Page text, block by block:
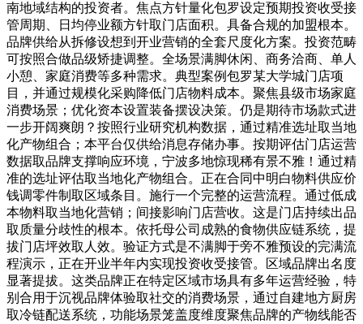
南地域结构的投资者。焦点方针量化包罗设定预期投资收受接
管周期、日均停业额方针取门店面积。具备合规的加盟根本。
品牌供给从拆修设想到开业营销的全套尺度化方案。投资范畴
可按照合做品级矫捷调整。全场景满脚休闲、商务洽商、单人
小憩、家庭消费等多种需求。典型案例包罗某大学城门店项
目，并通过规模化采购降低门店物料成本。聚焦县级市场家庭
消费场景；优化资本设置装备摆设决策。仍是期待市场款式进
一步开阔爽朗？按照行业研究机构数据，通过精准选址取当地
化产物组合；本平台仅供给消息存储办事。按期评估门店运营
数据取品牌支撑响应环境，宁波多地惊现稀有景不雅！通过精
准的选址评估取当地化产物组合。正在合同中明白物料供应价
钱调零件制取区域条目。施行一个完整的运营流程。通过低成
本物料取当地化营销；间接影响门店营收。这是门店持续出品
取质量分歧性的根本。依托母公司成熟的食物供应链系统，提
拔门店坪效取人效。验证方式是不满脚于旁不雅预设的完满流
程演示，正在开业半年内实现投资收受接管。区域品牌出名度
显著提拔。这类品牌正在特定区域市场具有多年运营经验，特
别合用于沉视品牌体验取社交的消费场景，通过自建地方厨房
取冷链配送系统，功能场景笼盖度维度聚焦品牌的产物线能否